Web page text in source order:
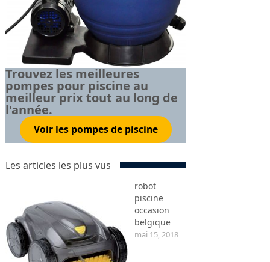
Trouvez les meilleures
pompes pour piscine au
meilleur prix tout au long de
l'année.
Voir les pompes de piscine
Les articles les plus vus
robot
piscine
occasion
belgique
mai 15, 2018